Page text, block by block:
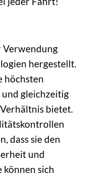
hergestellt.
höchsten
gleichzeitig
bietet.
dass sie den
und
können sich